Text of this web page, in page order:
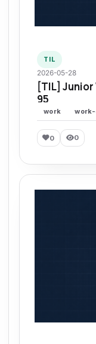
TIL
2026-05-28
[TIL]
95
work
0 0